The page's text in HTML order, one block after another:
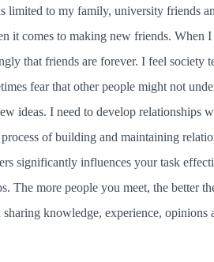
limited to my family, university friends
it comes to making new friends. When
that friends are forever. I feel society
fear that other people might not
ideas. I need to develop relationships
of building and maintaining
significantly influences your task
The more people you meet, the better
knowledge, experience, opinions